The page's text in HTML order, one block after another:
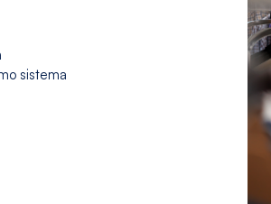
sistema